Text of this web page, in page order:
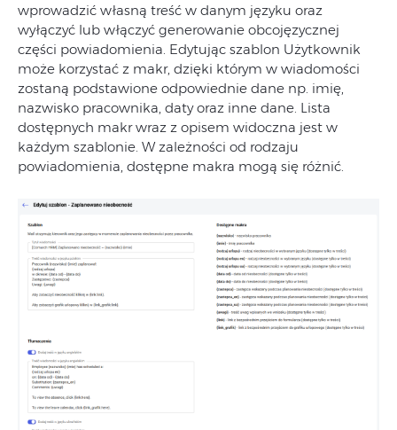
wprowadzić własną treść w danym języku oraz
wyłączyć lub włączyć generowanie obcojęzycznej
części powiadomienia. Edytując szablon Użytkownik
może korzystać z makr, dzięki którym w wiadomości
zostaną podstawione odpowiednie dane np. imię,
nazwisko pracownika, daty oraz inne dane. Lista
dostępnych makr wraz z opisem widoczna jest w
każdym szablonie. W zależności od rodzaju
powiadomienia, dostępne makra mogą się różnić.